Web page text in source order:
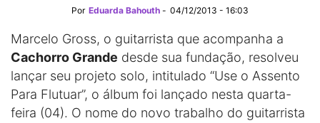
Por Eduarda Bahouth - 04/12/2013 - 16:03
Marcelo Gross, o guitarrista que acompanha a
Cachorro Grande desde sua fundação, resolveu
lançar seu projeto solo, intitulado “Use o Assento
Para Flutuar”, o álbum foi lançado nesta quarta-
feira (04). O nome do novo trabalho do guitarrista